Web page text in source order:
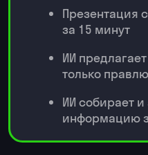
ИИ-автоматизация
проект по оптимизации